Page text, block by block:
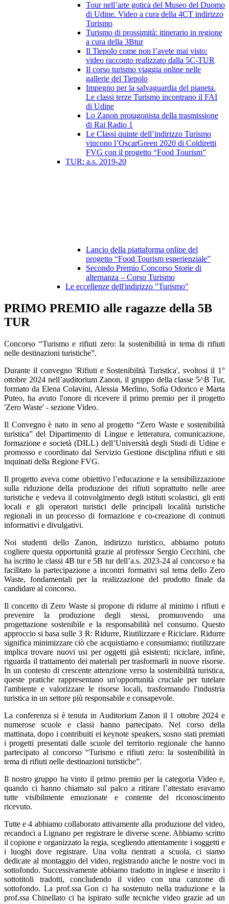
Tour nell’arte gotica del Museo del Duomo
di Udine. Video a cura della 4CT indirizzo
Turismo
Turismo di prossimità: itinerario in regione
a cura della 3Btur
Il Tiepolo come non l’avete mai visto:
video racconto realizzato dalla 5C-TUR
Il corso turismo viaggia online nelle
gallerie del Tiepolo
Impegno per la salvaguardia del pianeta.
Le classi terze Turismo incontrano il FAI
di Udine
Lo Zanon protagonista della trasmissione
di Rai Radio 1
Le Classi quinte dell’indirizzo Turismo
vincono l’OscarGreen 2020 di Coldiretti
FVG con il progetto “Food Tourism”
TUR: a.s. 2019-20
Lancio della piattaforma online del
progetto “Food Tourism esperienziale”
Secondo Premio Concorso Storie di
alternanza – Corso Turismo
Le eccellenze dell'indirizzo "Turismo"
PRIMO PREMIO alle ragazze della 5B
TUR
Concorso “Turismo e rifiuti zero: la sostenibilità in tema di rifiuti
nelle destinazioni turistiche”.
Durante il convegno 'Rifiuti e Sostenibilità Turistica', svoltosi il 1°
ottobre 2024 nell’auditorium Zanon, il gruppo della classe 5^B Tur,
formato da Elena Colavini, Alessia Merlino, Sofia Odorico e Marta
Puteo, ha avuto l'onore di ricevere il primo premio per il progetto
'Zero Waste' - sezione Video.
Il Convegno è nato in seno al progetto “Zero Waste e sostenibilità
turistica” del Dipartimento di Lingue e letteratura, comunicazione,
formazione e società (DILL) dell’Università degli Studi di Udine e
promosso e coordinato dal Servizio Gestione disciplina rifiuti e siti
inquinati della Regione FVG.
Il progetto aveva come obiettivo l’educazione e la sensibilizzazione
sulla riduzione della produzione dei rifiuti soprattutto nelle aree
turistiche e vedeva il coinvolgimento degli istituti scolastici, gli enti
locali e gli operatori turistici delle principali località turistiche
regionali in un processo di formazione e co-creazione di contnuti
informativi e divulgativi.
Noi studenti dello Zanon, indirizzo turistico, abbiamo potuto
cogliere questa opportunità grazie al professor Sergio Cecchini, che
ha iscritto le classi 4B tur e 5B tur dell’a.s. 2023-24 al concorso e ha
facilitato la partecipazione a incontri formativi sul tema dello Zero
Waste, fondamentali per la realizzazione del prodotto finale da
candidare al concorso.
Il concetto di Zero Waste si propone di ridurre al minimo i rifiuti e
prevenire la produzione degli stessi, promuovendo una
progettazione sostenibile e la responsabilità nel consumo. Questo
approccio si basa sulle 3 R: Ridurre, Riutilizzaree Riciclare. Ridurre
significa minimizzare ciò che acquistiamo e consumiamo; riutilizzare
implica trovare nuovi usi per oggetti già esistenti; riciclare, infine,
riguarda il trattamento dei materiali per trasformarli in nuove risorse.
In un contesto di crescente attenzione verso la sostenibilità turistica,
queste pratiche rappresentano un'opportunità cruciale per tutelare
l'ambiente e valorizzare le risorse locali, trasformando l'industria
turistica in un settore più responsabile e consapevole.
La conferenza si è tenuta in Auditorium Zanon il 1 ottobre 2024 e
numerose scuole e classi hanno partecipato. Nel corso della
mattinata, dopo i contribuiti ei keynote speakers, sosno stati premiati
i progetti presentati dalle scuole del territorio regionale che hanno
partecipato al concorso “Turismo e rifiuti zero: la sostenibilità in
tema di rifiuti nelle destinazioni turistiche”.
Il nostro gruppo ha vinto il primo premio per la categoria Video e,
quando ci hanno chiamato sul palco a ritirare l’attestato eravamo
tutte visibilmente emozionate e contente del riconoscimento
ricevuto.
Tutte e 4 abbiamo collaborato attivamente alla produzione del video,
recandoci a Lignano per registrare le diverse scene. Abbiamo scritto
il copione e organizzato la regia, scegliendo attentamente i soggetti e
i luoghi dove registrare. Una volta rientrati a scuola, ci siamo
dedicate al montaggio del video, registrando anche le nostre voci in
sottofondo. Successivamente abbiamo tradotto in inglese e inserito i
sottotitoli tradotti, concludendo il video con una canzone di
sottofondo. La prof.ssa Gon ci ha sostenuto nella traduzione e la
prof.ssa Chinellato ci ha ispirato sulle tecniche video grazie ad un